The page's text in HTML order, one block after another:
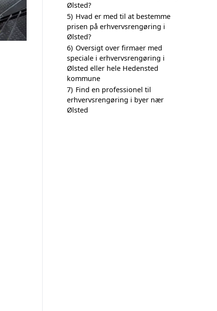
Ølsted?
5) Hvad er med til at bestemme
prisen på erhvervsrengøring i
Ølsted?
6) Oversigt over firmaer med
speciale i erhvervsrengøring i
Ølsted eller hele Hedensted
kommune
7) Find en professionel til
erhvervsrengøring i byer nær
Ølsted